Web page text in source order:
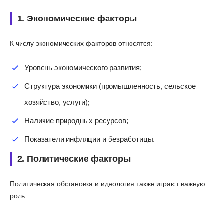
1. Экономические факторы
К числу экономических факторов относятся:
Уровень экономического развития;
Структура экономики (промышленность, сельское
хозяйство, услуги);
Наличие природных ресурсов;
Показатели инфляции и безработицы.
2. Политические факторы
Политическая обстановка и идеология также играют важную
роль: